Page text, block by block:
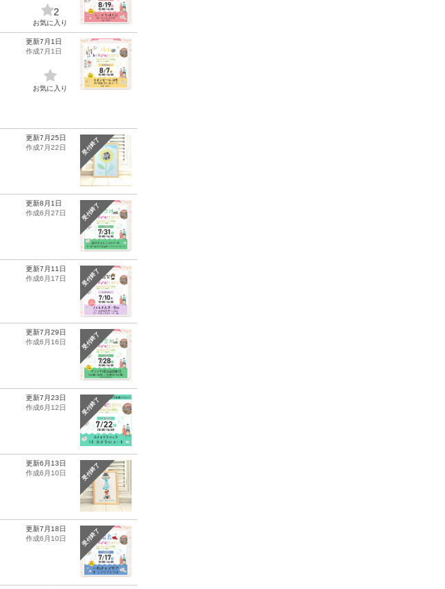
2
お気に入り
更新7月1日
作成7月1日
お気に入り
受付終了
更新7月25日
作成7月22日
受付終了
更新8月1日
作成6月27日
受付終了
更新7月11日
作成6月17日
受付終了
更新7月29日
作成6月16日
受付終了
更新7月23日
作成6月12日
受付終了
更新6月13日
作成6月10日
受付終了
更新7月18日
作成6月10日